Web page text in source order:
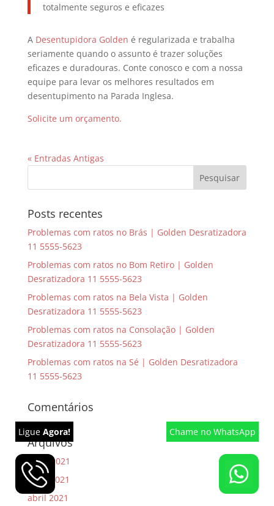
totalmente seguros e eficazes
A Desentupidora Golden é regularizada e trabalha
seriamente quando o assunto é trazer soluções
eficazes e duradouras. Conte conosco e com a nossa
equipe para levar os melhores resultados em
desentupimento na Parada Inglesa.
Solicite um orçamento.
« Entradas Antigas
Posts recentes
Problemas com ratos no Brás | Golden Desratizadora
11 5555-5623
Problemas com ratos no Bom Retiro | Golden
Desratizadora 11 5555-5623
Problemas com ratos na Bela Vista | Golden
Desratizadora 11 5555-5623
Problemas com ratos na Consolação | Golden
Desratizadora 11 5555-5623
Problemas com ratos na Sé | Golden Desratizadora
11 5555-5623
Comentários
Arquivos
julho 2021
maio 2021
abril 2021
Ligue Agora! Chame no WhatsApp